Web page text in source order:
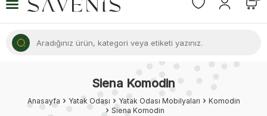
Siena Komodin
Anasayfa Yatak Odası Yatak Odası Mobilyaları
Komodin
Siena Komodin